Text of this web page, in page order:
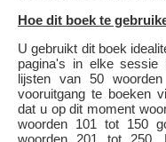
Hoe dit boek te
U gebruikt dit boek
pagina's in elke sessie
lijsten van 50
vooruitgang te boeken
dat u op dit moment
woorden 101 tot 150
woorden 201 tot 250.